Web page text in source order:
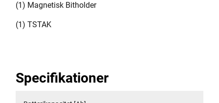
(1) Magnetisk Bitholder
(1) TSTAK
Specifikationer